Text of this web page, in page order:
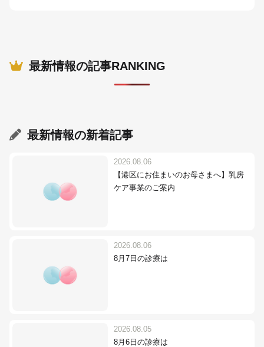
最新情報の記事RANKING
最新情報の新着記事
2026.08.06
【港区にお住まいのお母さまへ】乳房
ケア事業のご案内
2026.08.06
8月7日の診療は
2026.08.05
8月6日の診療は